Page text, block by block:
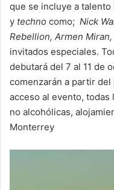
que se incluye a
y techno como; Nick
Rebellion, Armen
invitados especiales.
debutará del 7 al 11 de
comenzarán a partir
acceso al evento, todas
no alcohólicas,
Monterrey